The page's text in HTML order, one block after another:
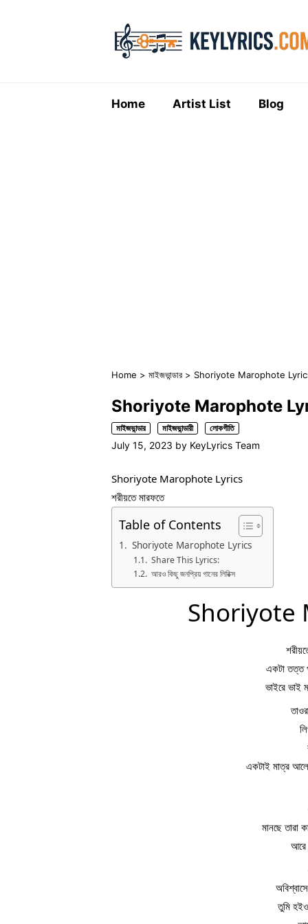
Home Artist List Blog
Home > মাইজভান্ডার > Shoriyote Marophote Lyrics |
Shoriyote Marophote
মাইজভান্ডার মাইজভান্ডারী লোকগীতি
July 15, 2023 by KeyLyrics Team
Shoriyote Marophote Lyrics
শরীয়তে মারফতে
Table of Contents
Shoriyote Marophote Lyrics
Share This Lyrics:
আরও কিছু জনপ্রিয় গানের লিরিক্স
Shoriyote
একটা তত্ত
ভাইরে
একটাই মাত্র
মানছে তারা
আরে
তুমি হইও